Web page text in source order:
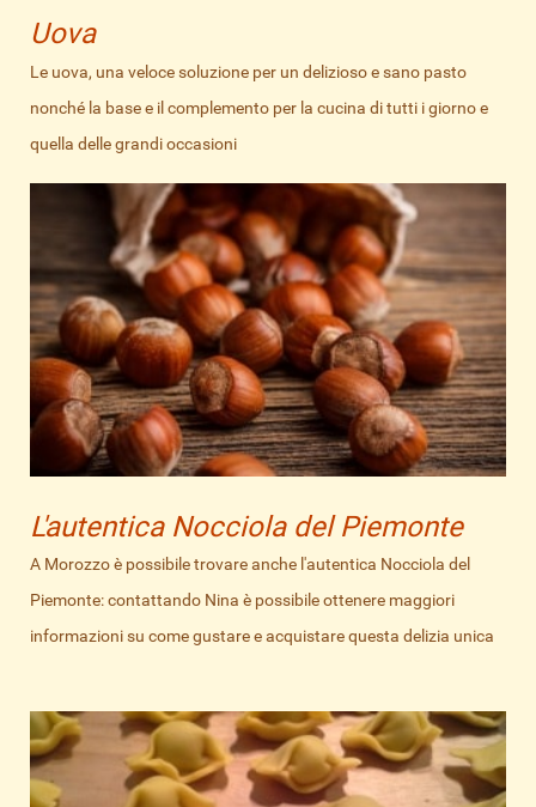
Uova
Le uova, una veloce soluzione per un delizioso e sano pasto
nonché la base e il complemento per la cucina di tutti i giorno e
quella delle grandi occasioni
L'autentica Nocciola del Piemonte
A Morozzo è possibile trovare anche l'autentica Nocciola del
Piemonte: contattando Nina è possibile ottenere maggiori
informazioni su come gustare e acquistare questa delizia unica